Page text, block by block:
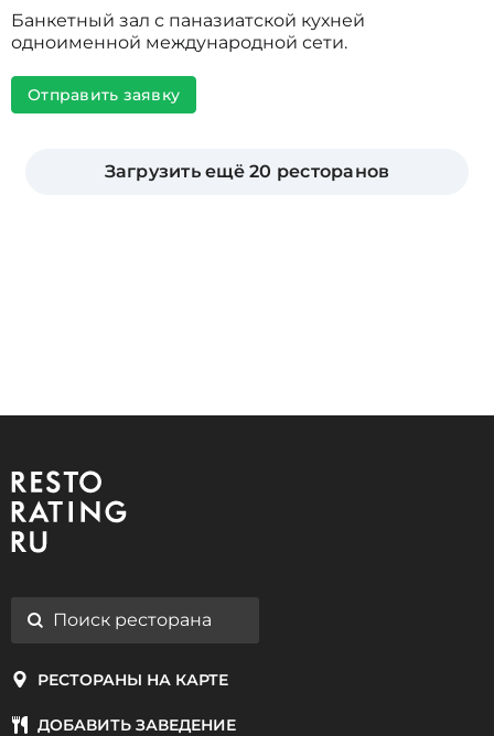
Банкетный зал с паназиатской кухней
одноименной международной сети.
Отправить заявку
Загрузить ещё 20 ресторанов
РЕСТОРАНЫ НА КАРТЕ
ДОБАВИТЬ ЗАВЕДЕНИЕ